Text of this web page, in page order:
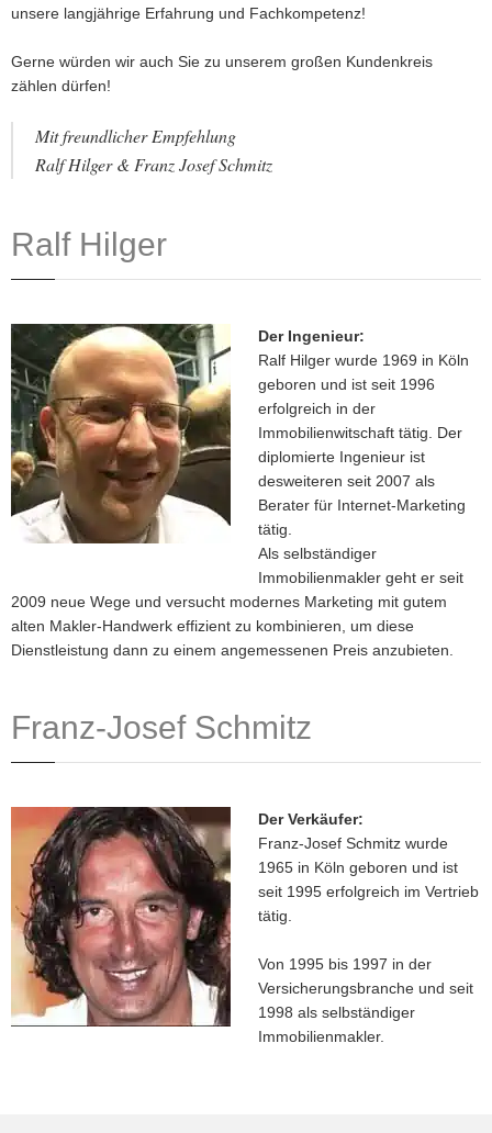
unsere langjährige Erfahrung und Fachkompetenz!
Gerne würden wir auch Sie zu unserem großen Kundenkreis
zählen dürfen!
Mit freundlicher Empfehlung
Ralf Hilger & Franz Josef Schmitz
Ralf Hilger
Der Ingenieur:
Ralf Hilger wurde 1969 in Köln
geboren und ist seit 1996
erfolgreich in der
Immobilienwitschaft tätig. Der
diplomierte Ingenieur ist
desweiteren seit 2007 als
Berater für Internet-Marketing
tätig.
Als selbständiger
Immobilienmakler geht er seit
2009 neue Wege und versucht modernes Marketing mit gutem
alten Makler-Handwerk effizient zu kombinieren, um diese
Dienstleistung dann zu einem angemessenen Preis anzubieten.
Franz-Josef Schmitz
Der Verkäufer:
Franz-Josef Schmitz wurde
1965 in Köln geboren und ist
seit 1995 erfolgreich im Vertrieb
tätig.
Von 1995 bis 1997 in der
Versicherungsbranche und seit
1998 als selbständiger
Immobilienmakler.